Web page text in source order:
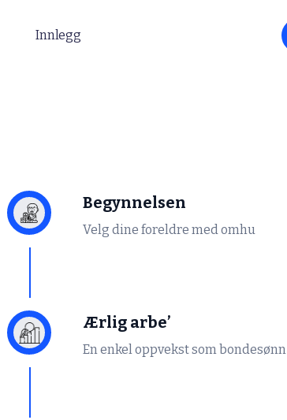
Innlegg
Begynnelsen
Velg dine foreldre med omhu
Ærlig arbe’
En enkel oppvekst som bondesønn